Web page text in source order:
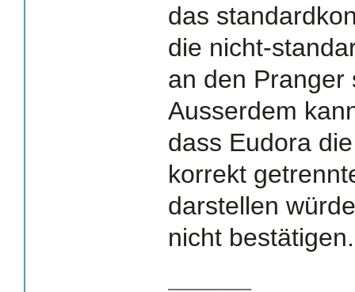
das
die nicht-
an den Pranger
Ausserdem
dass Eudora
korrekt
darstellen
nicht bestätigen.